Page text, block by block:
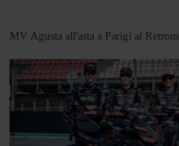
MV Agusta all'asta a Parigi al